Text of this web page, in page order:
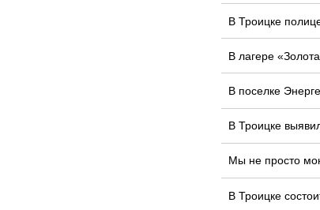
В Троицке
В лагере
В поселке
В Троицке
Мы не просто
В Троицке